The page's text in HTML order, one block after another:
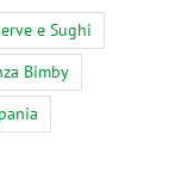
e Sughi
Bimby